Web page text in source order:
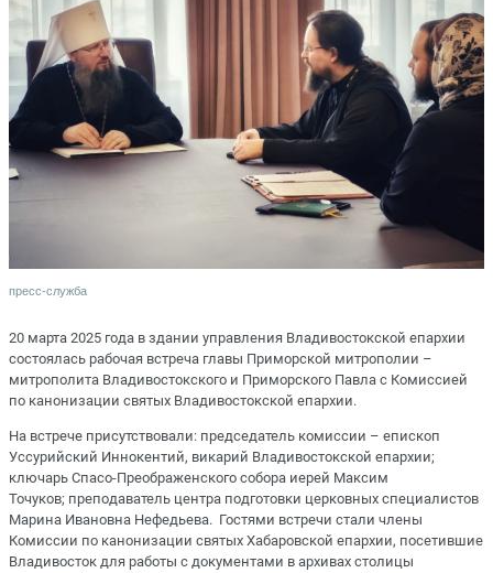
пресс-служба
20 марта 2025 года в здании управления Владивостокской епархии
состоялась рабочая встреча главы Приморской митрополии –
митрополита Владивостокского и Приморского Павла с Комиссией
по канонизации святых Владивостокской епархии.
На встрече присутствовали: председатель комиссии – епископ
Уссурийский Иннокентий, викарий Владивостокской епархии;
ключарь Спасо-Преображенского собора иерей Максим
Точуков; преподаватель центра подготовки церковных специалистов
Марина Ивановна Нефедьева. Гостями встречи стали члены
Комиссии по канонизации святых Хабаровской епархии, посетившие
Владивосток для работы с документами в архивах столицы